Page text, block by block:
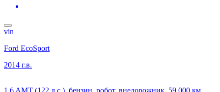
vin
Ford EcoSport
2014 г.в.
1.6 AMT (122 л.с.), бензин, робот, внедорожник, 59 000 км,